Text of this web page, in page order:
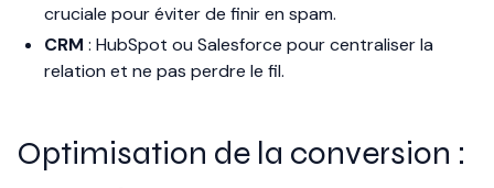
cruciale pour éviter de finir en spam.
CRM : HubSpot ou Salesforce pour centraliser la
relation et ne pas perdre le fil.
Optimisation de la conversion :